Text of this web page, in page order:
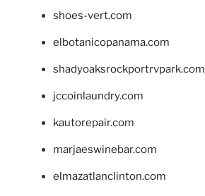
shoes-vert.com
elbotanicopanama.com
shadyoaksrockportrvpark.com
jccoinlaundry.com
kautorepair.com
marjaeswinebar.com
elmazatlanclinton.com